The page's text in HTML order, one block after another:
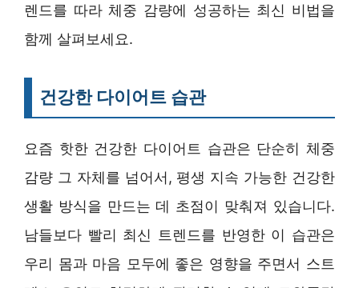
렌드를 따라 체중 감량에 성공하는 최신 비법을
함께 살펴보세요.
건강한 다이어트 습관
요즘 핫한 건강한 다이어트 습관은 단순히 체중
감량 그 자체를 넘어서, 평생 지속 가능한 건강한
생활 방식을 만드는 데 초점이 맞춰져 있습니다.
남들보다 빨리 최신 트렌드를 반영한 이 습관은
우리 몸과 마음 모두에 좋은 영향을 주면서 스트